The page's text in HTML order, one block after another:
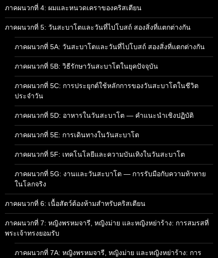
ภาคผนวกที่ 4: ผมและหนวดเคราของคริสเตียน
ภาคผนวกที่ 5: วันสะบาโตและวันที่ไปโบสถ์ สองสิ่งที่แตกต่างกัน
ภาคผนวกที่ 5A: วันสะบาโตและวันที่ไปโบสถ์ สองสิ่งที่แตกต่างกัน
ภาคผนวกที่ 5B: วิธีรักษาวันสะบาโตในยุคปัจจุบัน
ภาคผนวกที่ 5C: การประยุกต์ใช้หลักการของวันสะบาโตในชีวิต
ประจำวัน
ภาคผนวกที่ 5D: อาหารในวันสะบาโต — คำแนะนำเชิงปฏิบัติ
ภาคผนวกที่ 5E: การเดินทางในวันสะบาโต
ภาคผนวกที่ 5F: เทคโนโลยีและความบันเทิงในวันสะบาโต
ภาคผนวกที่ 5G: งานและวันสะบาโต — การรับมือกับความท้าทาย
ในโลกจริง
ภาคผนวกที่ 6: เนื้อสัตว์ต้องห้ามสำหรับคริสเตียน
ภาคผนวกที่ 7: หญิงพรหมจารี, หญิงม่าย และหญิงหย่าร้าง: การสมรสที่
พระเจ้าทรงยอมรับ
ภาคผนวกที่ 7A: หญิงพรหมจารี, หญิงม่าย และหญิงหย่าร้าง: การ